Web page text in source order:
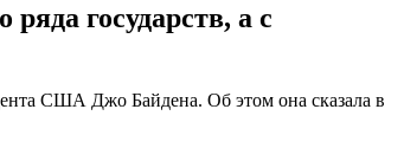
государств, а с
США Джо Байдена. Об этом она сказала в